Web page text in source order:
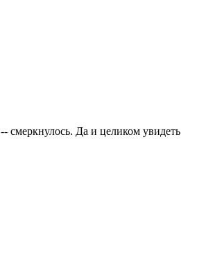
смеркнулось. Да и целиком увидеть